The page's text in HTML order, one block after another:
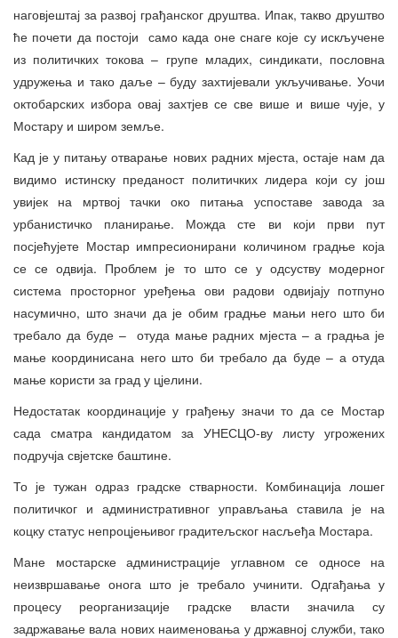
наговјештај за развој грађанског друштва. Ипак, такво друштво
ће почети да постоји само када оне снаге које су искључене
из политичких токова – групе младих, синдикати, пословна
удружења и тако даље – буду захтијевали укључивање. Уочи
октобарских избора овај захтјев се све више и више чује, у
Мостару и широм земље.
Кад је у питању отварање нових радних мјеста, остаје нам да
видимо истинску преданост политичких лидера који су још
увијек на мртвој тачки око питања успоставе завода за
урбанистичко планирање. Можда сте ви који први пут
посјећујете Мостар импресионирани количином градње која
се се одвија. Проблем је то што се у одсуству модерног
система просторног уређења ови радови одвијају потпуно
насумично, што значи да је обим градње мањи него што би
требало да буде – отуда мање радних мјеста – а градња је
мање координисана него што би требало да буде – а отуда
мање користи за град у цјелини.
Недостатак координације у грађењу значи то да се Мостар
сада сматра кандидатом за УНЕСЦО-ву листу угрожених
подручја свјетске баштине.
То је тужан одраз градске стварности. Комбинација лошег
политичког и административног управљања ставила је на
коцку статус непроцјењивог градитељског насљеђа Мостара.
Мане мостарске администрације углавном се односе на
неизвршавање онога што је требало учинити. Одгађања у
процесу реорганизације градске власти значила су
задржавање вала нових наименовања у државној служби, тако